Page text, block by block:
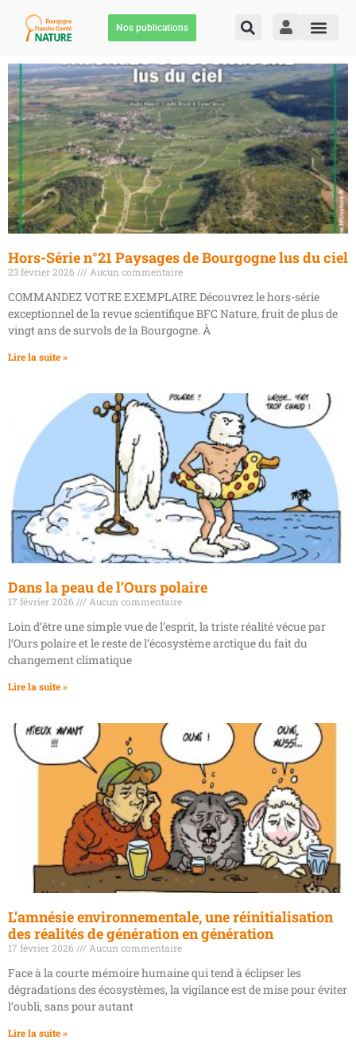
Nos publications
Hors-Série n°21 Paysages de Bourgogne lus du ciel
23 février 2026 Aucun commentaire
COMMANDEZ VOTRE EXEMPLAIRE Découvrez le hors-série
exceptionnel de la revue scientifique BFC Nature, fruit de plus de
vingt ans de survols de la Bourgogne. À
Lire la suite »
Dans la peau de l’Ours polaire
17 février 2026 Aucun commentaire
Loin d’être une simple vue de l’esprit, la triste réalité vécue par
l’Ours polaire et le reste de l’écosystème arctique du fait du
changement climatique
Lire la suite »
L’amnésie environnementale, une réinitialisation
des réalités de génération en génération
17 février 2026 Aucun commentaire
Face à la courte mémoire humaine qui tend à éclipser les
dégradations des écosystèmes, la vigilance est de mise pour éviter
l’oubli, sans pour autant
Lire la suite »